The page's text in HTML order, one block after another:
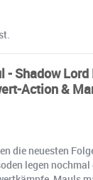
- Shadow Lord
Action &
die neuesten
legen